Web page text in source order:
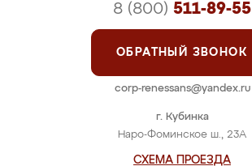
г. Кубинка
Наро-Фоминское ш., 23А
СХЕМА ПРОЕЗДА
8 (800) 511-89-55
ОБРАТНЫЙ ЗВОНОК
corp-renessans@yandex.ru